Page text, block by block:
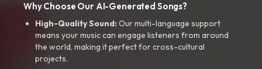
Why Choose Our AI-Generated Songs?
High-Quality Sound:Our multi-language support
means your music can engage listeners from around
the world, making it perfect for cross-cultural
projects.